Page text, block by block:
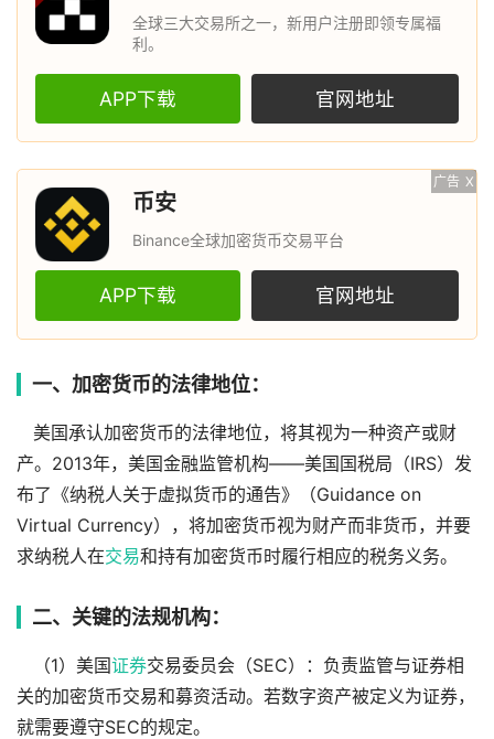
全球三大交易所之一，新用户注册即领专属福
利。
APP下载 官网地址
广告 X
币安
Binance全球加密货币交易平台
APP下载 官网地址
一、加密货币的法律地位：
美国承认加密货币的法律地位，将其视为一种资产或财
产。2013年，美国金融监管机构——美国国税局（IRS）发
布了《纳税人关于虚拟货币的通告》（Guidance on
Virtual Currency），将加密货币视为财产而非货币，并要
求纳税人在交易和持有加密货币时履行相应的税务义务。
二、关键的法规机构：
（1）美国证券交易委员会（SEC）：负责监管与证券相
关的加密货币交易和募资活动。若数字资产被定义为证券，
就需要遵守SEC的规定。